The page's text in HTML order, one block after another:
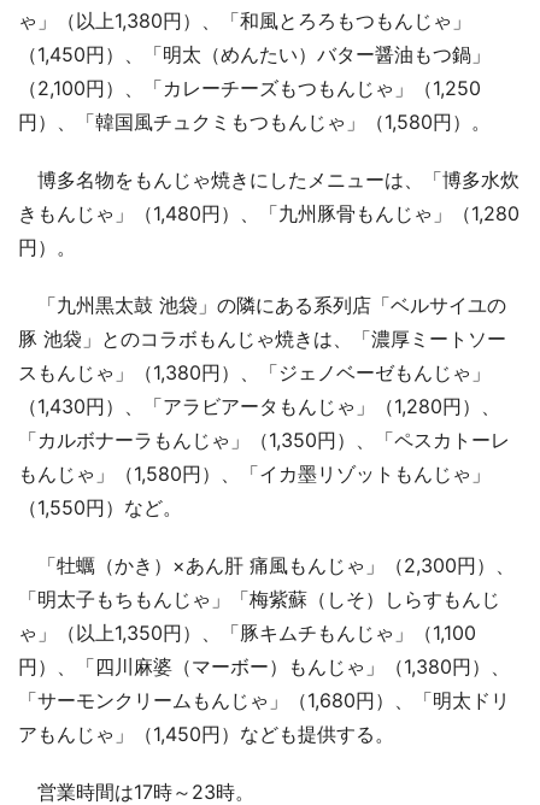
ゃ」（以上1,380円）、「和風とろろもつもんじゃ」
（1,450円）、「明太（めんたい）バター醤油もつ鍋」
（2,100円）、「カレーチーズもつもんじゃ」（1,250
円）、「韓国風チュクミもつもんじゃ」（1,580円）。
博多名物をもんじゃ焼きにしたメニューは、「博多水炊
きもんじゃ」（1,480円）、「九州豚骨もんじゃ」（1,280
円）。
「九州黒太鼓 池袋」の隣にある系列店「ベルサイユの
豚 池袋」とのコラボもんじゃ焼きは、「濃厚ミートソー
スもんじゃ」（1,380円）、「ジェノベーゼもんじゃ」
（1,430円）、「アラビアータもんじゃ」（1,280円）、
「カルボナーラもんじゃ」（1,350円）、「ペスカトーレ
もんじゃ」（1,580円）、「イカ墨リゾットもんじゃ」
（1,550円）など。
「牡蠣（かき）×あん肝 痛風もんじゃ」（2,300円）、
「明太子もちもんじゃ」「梅紫蘇（しそ）しらすもんじ
ゃ」（以上1,350円）、「豚キムチもんじゃ」（1,100
円）、「四川麻婆（マーボー）もんじゃ」（1,380円）、
「サーモンクリームもんじゃ」（1,680円）、「明太ドリ
アもんじゃ」（1,450円）なども提供する。
営業時間は17時～23時。